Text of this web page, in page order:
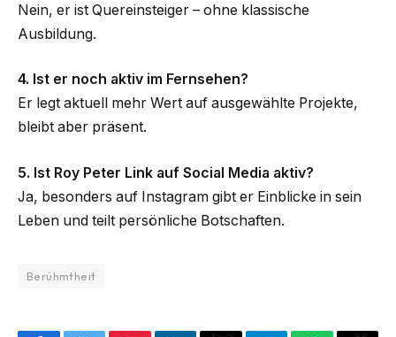
Nein, er ist Quereinsteiger – ohne klassische
Ausbildung.
4. Ist er noch aktiv im Fernsehen?
Er legt aktuell mehr Wert auf ausgewählte Projekte,
bleibt aber präsent.
5. Ist Roy Peter Link auf Social Media aktiv?
Ja, besonders auf Instagram gibt er Einblicke in sein
Leben und teilt persönliche Botschaften.
Berühmtheit